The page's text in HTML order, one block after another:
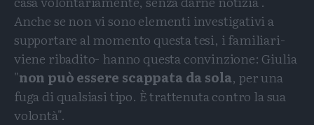
Anche se non vi sono elementi investigativi a
supportare al momento questa tesi, i familiari-
viene ribadito- hanno questa convinzione: Giulia
"non può essere scappata da sola, per una
fuga di qualsiasi tipo. È trattenuta contro la sua
volontà".